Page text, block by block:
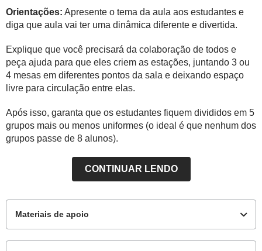
Orientações: Apresente o tema da aula aos estudantes e
diga que aula vai ter uma dinâmica diferente e divertida.
Explique que você precisará da colaboração de todos e
peça ajuda para que eles criem as estações, juntando 3 ou
4 mesas em diferentes pontos da sala e deixando espaço
livre para circulação entre elas.
Após isso, garanta que os estudantes fiquem divididos em 5
grupos mais ou menos uniformes (o ideal é que nenhum dos
grupos passe de 8 alunos).
CONTINUAR LENDO
Materiais de apoio